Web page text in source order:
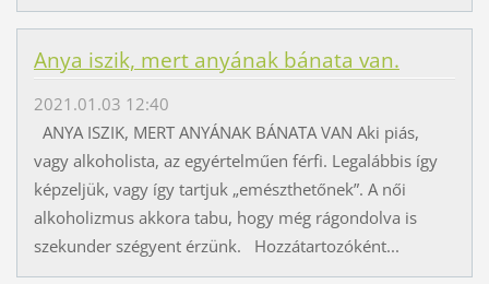
Anya iszik, mert anyának bánata van.
2021.01.03 12:40
ANYA ISZIK, MERT ANYÁNAK BÁNATA VAN Aki piás,
vagy alkoholista, az egyértelműen férfi. Legalábbis így
képzeljük, vagy így tartjuk „emészthetőnek”. A női
alkoholizmus akkora tabu, hogy még rágondolva is
szekunder szégyent érzünk. Hozzátartozóként...